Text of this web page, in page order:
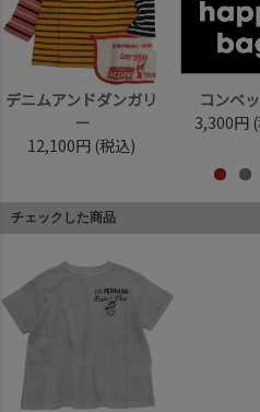
デニムアンドダンガリ
ー
12,100円 (税込)
コンベ
3,300円
チェックした商品